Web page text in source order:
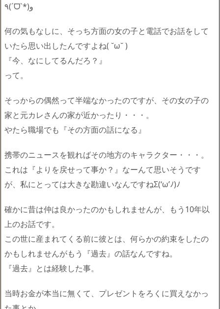
٩(ˊᗜˋ*)و
何の気もなしに、そっち方面の女の子と電話でお話をして
いたら思い出したんですよね( ˘ω˘ )
『今、なにしてるんだろ？』
って。
そっからの偶然って半端なかったのですが、その女の子の
家と元カレさんの家が近かったり・・・。
やたら職場でも『その方面の話になる』
携帯のニュースを観ればその地方のキャラクター・・・。
これは『よりを戻せって事か？』なーんて思いそうです
が、私にとっては大きな勘違いなんですねΣ(‘ω’ﾉ)ﾉ
確かに昔は仲は良かったのかもしれませんが、もう10年以
上のお話です。
この世に産まれてくる前に彼とは、何らかの約束をしたの
かもしれませんがもう『過去』の話なんですね。
『過去』とは経験した事。
当時お金が本当に無くて、プレゼントをろくに買えなかっ